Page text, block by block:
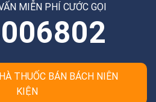
MIỄN PHÍ CƯỚC GỌI
THUỐC BÁN BÁCH NIÊN
KIỆN